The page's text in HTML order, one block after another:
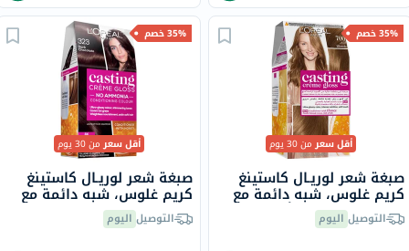
35% خصم
أقل سعرمن 30 يوم
صبغة شعر لوريـال كاستينغ
كريم غلوس، شبه دائمة مع
بلسم، بدرجة 700 أشقر
التوصيل اليوم
35% خصم
أقل سعرمن 30 يوم
صبغة شعر لوريـال كاستينغ
كريم غلوس، شبه دائمة مع
داكنالتوصيل اليوم